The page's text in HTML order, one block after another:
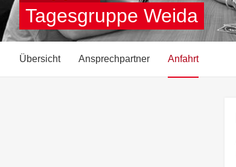
Tagesgruppe Weida
Übersicht Ansprechpartner Anfahrt